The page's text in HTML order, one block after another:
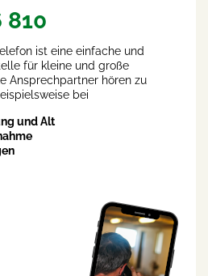
ist eine einfache und
für kleine und große
Ansprechpartner hören zu
bei
und Alt